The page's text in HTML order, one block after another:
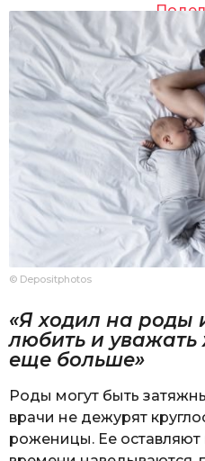
© Depositphotos
«Я ходил на роды
любить и уважать
еще больше»
Роды могут быть
врачи не дежурят
роженицы. Ее оставляют